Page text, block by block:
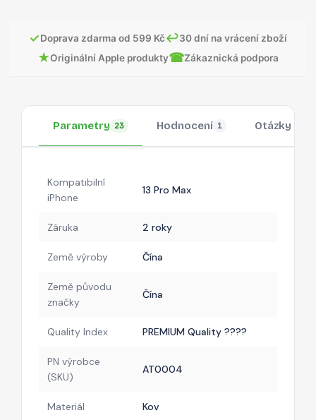
✓Doprava zdarma od 599 Kč↩30 dní na vrácení zboží
★Originální Apple produkty☎Zákaznická podpora
Parametry 23 Hodnocení 1 Otázky
Kompatibilní
iPhone
13 Pro Max
Záruka 2 roky
Země výroby Čína
Země původu
značky
Čína
Quality Index PREMIUM Quality ????
PN výrobce
(SKU)
AT0004
Materiál Kov